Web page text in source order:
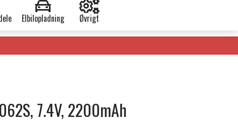
Elbilopladning Øvrigt
7.4V, 2200mAh